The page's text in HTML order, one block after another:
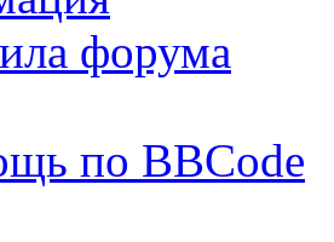
форума
по BBCode